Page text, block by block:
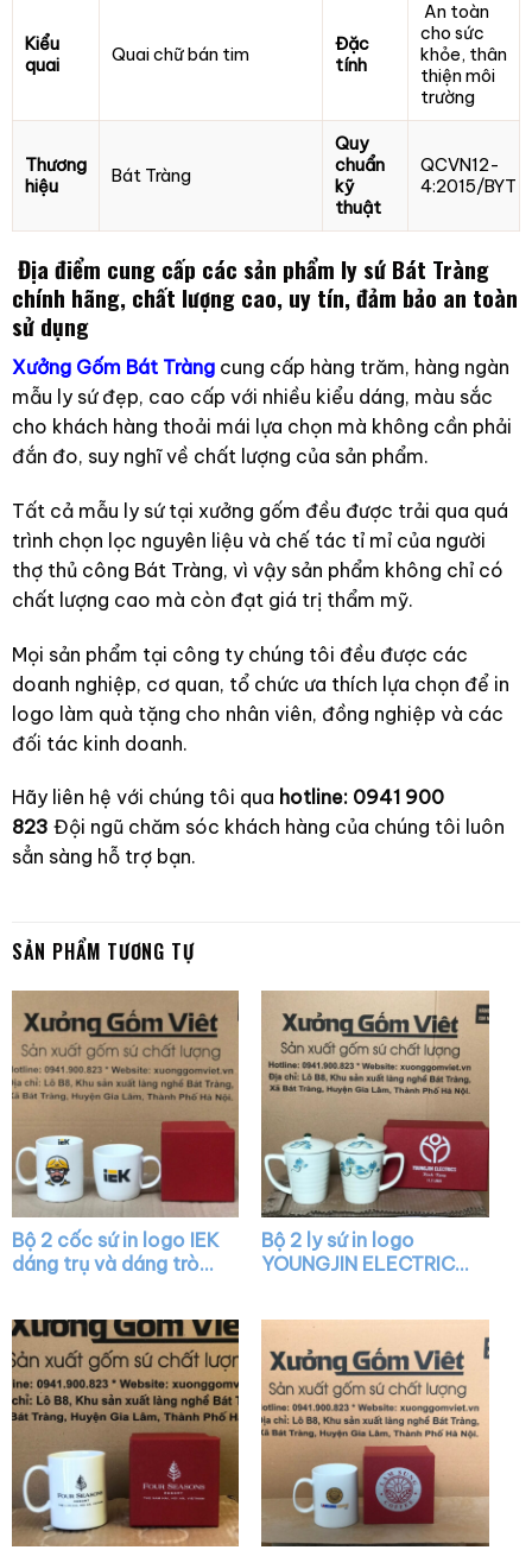
Kiểu
quai
Quai chữ bán tim
Đặc
tính
An toàn
cho sức
khỏe, thân
thiện môi
trường
Thương
hiệu
Bát Tràng
Quy
chuẩn
kỹ
thuật
QCVN12-
4:2015/BYT
Địa điểm cung cấp các sản phẩm ly sứ Bát Tràng
chính hãng, chất lượng cao, uy tín, đảm bảo an toàn
sử dụng
Xưởng Gốm Bát Tràng cung cấp hàng trăm, hàng ngàn
mẫu ly sứ đẹp, cao cấp với nhiều kiểu dáng, màu sắc
cho khách hàng thoải mái lựa chọn mà không cần phải
đắn đo, suy nghĩ về chất lượng của sản phẩm.
Tất cả mẫu ly sứ tại xưởng gốm đều được trải qua quá
trình chọn lọc nguyên liệu và chế tác tỉ mỉ của người
thợ thủ công Bát Tràng, vì vậy sản phẩm không chỉ có
chất lượng cao mà còn đạt giá trị thẩm mỹ.
Mọi sản phẩm tại công ty chúng tôi đều được các
doanh nghiệp, cơ quan, tổ chức ưa thích lựa chọn để in
logo làm quà tặng cho nhân viên, đồng nghiệp và các
đối tác kinh doanh.
Hãy liên hệ với chúng tôi qua hotline: 0941 900
823 Đội ngũ chăm sóc khách hàng của chúng tôi luôn
sẳn sàng hỗ trợ bạn.
SẢN PHẨM TƯƠNG TỰ
Bộ 2 cốc sứ in logo IEK
dáng trụ và dáng tròn
Bộ 2 ly sứ in logo
YOUNGJIN ELECTRICS